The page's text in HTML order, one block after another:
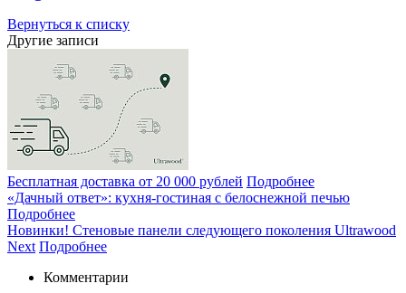
Вернуться к списку
Другие записи
Бесплатная доставка от 20 000 рублей Подробнее
«Дачный ответ»: кухня-гостиная с белоснежной печью
Подробнее
Новинки! Стеновые панели следующего поколения Ultrawood
Next Подробнее
Комментарии